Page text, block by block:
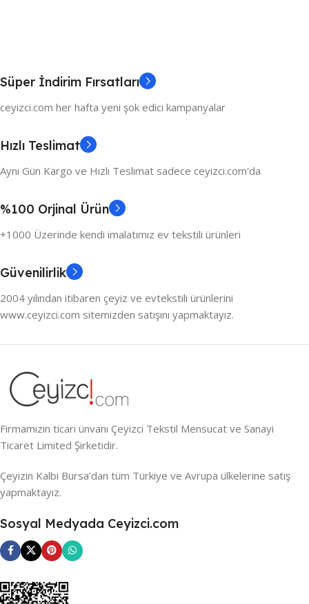
Süper İndirim Fırsatları
ceyizci.com her hafta yeni şok edici kampanyalar
Hızlı Teslimat
Aynı Gün Kargo ve Hızlı Teslimat sadece ceyizci.com'da
%100 Orjinal Ürün
+1000 Üzerinde kendi imalatımız ev tekstili ürünleri
Güvenilirlik
2004 yılından itibaren çeyiz ve evtekstili ürünlerini
www.ceyizci.com sitemizden satışını yapmaktayız.
Firmamızın ticari ünvanı Çeyizci Tekstil Mensucat ve Sanayi
Ticaret Limited Şirketidir.
Çeyizin Kalbi Bursa’dan tüm Türkiye ve Avrupa ülkelerine satış
yapmaktayız.
Sosyal Medyada Ceyizci.com